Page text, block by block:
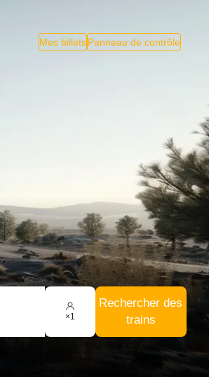
Mes billetsPanneau de contrôle
×1
Rechercher des
trains